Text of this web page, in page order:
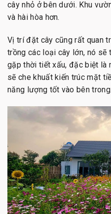
cây nhỏ ở bên dưới. Khu
và hài hòa hơn.
Vị trí đặt cây cũng rất quan
trồng các loại cây lớn, nó sẽ
gặp thời tiết xấu, đặc biệt là
sẽ che khuất kiến trúc mặt
năng lượng tốt vào bên trong.